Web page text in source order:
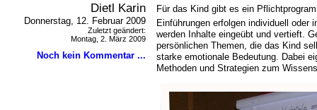
Dietl Karin
Donnerstag, 12. Februar 2009
Zuletzt geändert:
Montag, 2. März 2009
Noch kein Kommentar ...
Für das Kind gibt es ein
Einführungen erfolgen individuell oder
werden Inhalte eingeübt und vertieft.
persönlichen Themen, die das Kind
starke emotionale Bedeutung. Dabei
Methoden und Strategien zum